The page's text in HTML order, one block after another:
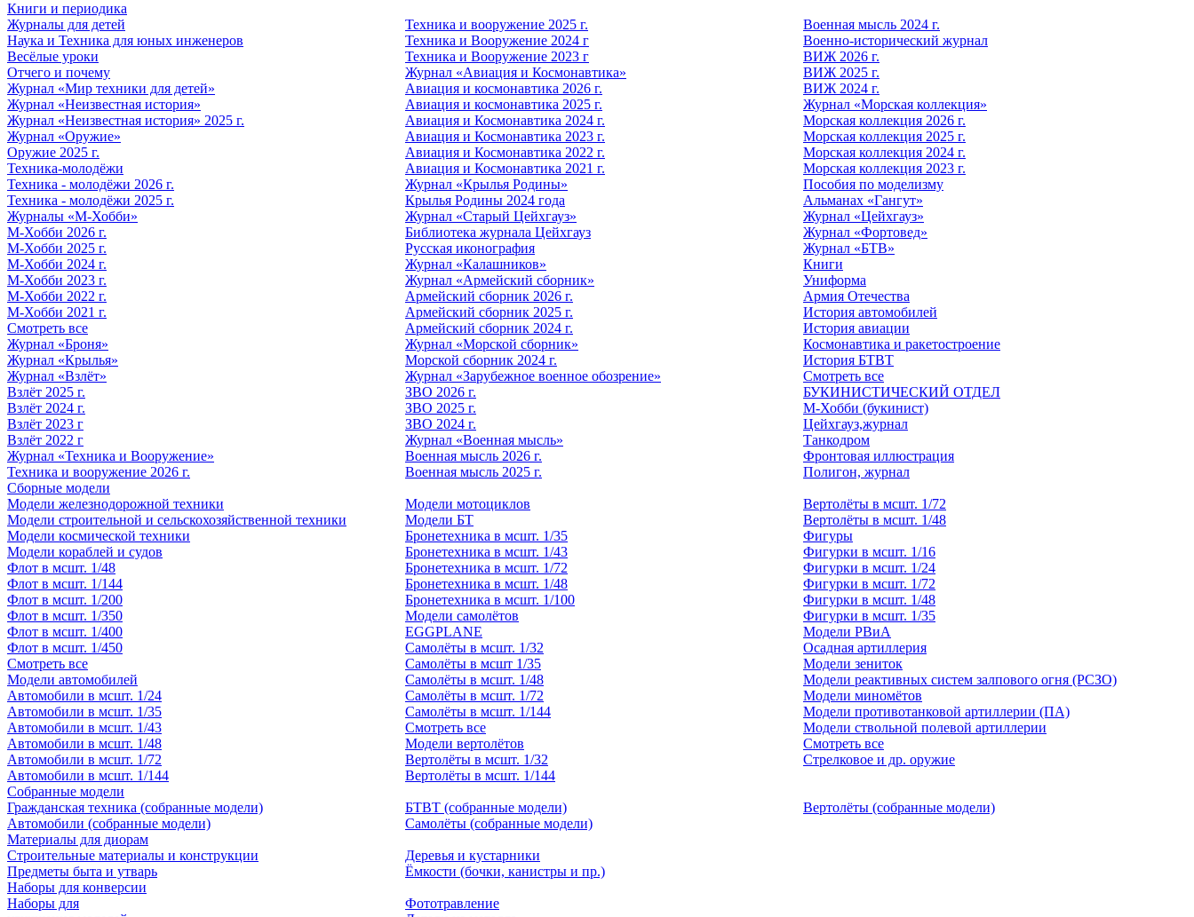
Книги и периодика
Журналы для детей
Наука и Техника для юных инженеров
Весёлые уроки
Отчего и почему
Журнал «Мир техники для детей»
Журнал «Неизвестная история»
Журнал «Неизвестная история» 2025 г.
Журнал «Оружие»
Оружие 2025 г.
Техника-молодёжи
Техника - молодёжи 2026 г.
Техника - молодёжи 2025 г.
Журналы «М-Хобби»
М-Хобби 2026 г.
М-Хобби 2025 г.
М-Хобби 2024 г.
М-Хобби 2023 г.
М-Хобби 2022 г.
М-Хобби 2021 г.
Смотреть все
Журнал «Броня»
Журнал «Крылья»
Журнал «Взлёт»
Взлёт 2025 г.
Взлёт 2024 г.
Взлёт 2023 г
Взлёт 2022 г
Журнал «Техника и Вооружение»
Техника и вооружение 2026 г.
Техника и вооружение 2025 г.
Техника и Вооружение 2024 г
Техника и Вооружение 2023 г
Журнал «Авиация и Космонавтика»
Авиация и космонавтика 2026 г.
Авиация и космонавтика 2025 г.
Авиация и Космонавтика 2024 г.
Авиация и Космонавтика 2023 г.
Авиация и Космонавтика 2022 г.
Авиация и Космонавтика 2021 г.
Журнал «Крылья Родины»
Крылья Родины 2024 года
Журнал «Старый Цейхгауз»
Библиотека журнала Цейхгауз
Русская иконография
Журнал «Калашников»
Журнал «Армейский сборник»
Армейский сборник 2026 г.
Армейский сборник 2025 г.
Армейский сборник 2024 г.
Журнал «Морской сборник»
Морской сборник 2024 г.
Журнал «Зарубежное военное обозрение»
ЗВО 2026 г.
ЗВО 2025 г.
ЗВО 2024 г.
Журнал «Военная мысль»
Военная мысль 2026 г.
Военная мысль 2025 г.
Военная мысль 2024 г.
Военно-исторический журнал
ВИЖ 2026 г.
ВИЖ 2025 г.
ВИЖ 2024 г.
Журнал «Морская коллекция»
Морская коллекция 2026 г.
Морская коллекция 2025 г.
Морская коллекция 2024 г.
Морская коллекция 2023 г.
Пособия по моделизму
Альманах «Гангут»
Журнал «Цейхгауз»
Журнал «Фортовед»
Журнал «БТВ»
Книги
Униформа
Армия Отечества
История автомобилей
История авиации
Космонавтика и ракетостроение
История БТВТ
Смотреть все
БУКИНИСТИЧЕСКИЙ ОТДЕЛ
М-Хобби (букинист)
Цейхгауз,журнал
Танкодром
Фронтовая иллюстрация
Полигон, журнал
Сборные модели
Модели железнодорожной техники
Модели строительной и сельскохозяйственной техники
Модели космической техники
Модели кораблей и судов
Флот в мсшт. 1/48
Флот в мсшт. 1/144
Флот в мсшт. 1/200
Флот в мсшт. 1/350
Флот в мсшт. 1/400
Флот в мсшт. 1/450
Смотреть все
Модели автомобилей
Автомобили в мсшт. 1/24
Автомобили в мсшт. 1/35
Автомобили в мсшт. 1/43
Автомобили в мсшт. 1/48
Автомобили в мсшт. 1/72
Автомобили в мсшт. 1/144
Модели мотоциклов
Модели БТ
Бронетехника в мсшт. 1/35
Бронетехника в мсшт. 1/43
Бронетехника в мсшт. 1/72
Бронетехника в мсшт. 1/48
Бронетехника в мсшт. 1/100
Модели самолётов
EGGPLANE
Самолёты в мсшт. 1/32
Самолёты в мсшт 1/35
Самолёты в мсшт. 1/48
Самолёты в мсшт. 1/72
Самолёты в мсшт. 1/144
Смотреть все
Модели вертолётов
Вертолёты в мсшт. 1/32
Вертолёты в мсшт. 1/144
Вертолёты в мсшт. 1/72
Вертолёты в мсшт. 1/48
Фигуры
Фигурки в мсшт. 1/16
Фигурки в мсшт. 1/24
Фигурки в мсшт. 1/72
Фигурки в мсшт. 1/48
Фигурки в мсшт. 1/35
Модели РВиА
Осадная артиллерия
Модели зениток
Модели реактивных систем залпового огня (РСЗО)
Модели миномётов
Модели противотанковой артиллерии (ПА)
Модели ствольной полевой артиллерии
Смотреть все
Стрелковое и др. оружие
Собранные модели
Гражданская техника (собранные модели)
Автомобили (собранные модели)
БТВТ (собранные модели)
Самолёты (собранные модели)
Вертолёты (собранные модели)
Материалы для диорам
Строительные материалы и конструкции
Предметы быта и утварь
Деревья и кустарники
Ёмкости (бочки, канистры и пр.)
Наборы для конверсии
Наборы для
Фототравление